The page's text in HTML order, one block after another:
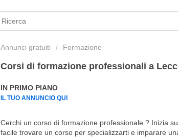
Annunci gratuiti Formazione
Corsi di formazione professionali a
IN PRIMO PIANO
IL TUO ANNUNCIO QUI
Cerchi un corso di formazione professionale ? Inizia
facile trovare un corso per specializzarti e imparare